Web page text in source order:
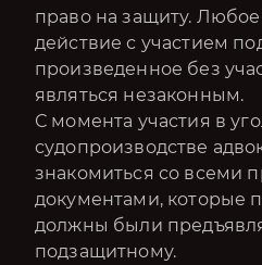
право на защиту.
действие с участием
произведенное без
являться незаконным.
С момента участия в
судопроизводстве
знакомиться со всеми
документами, которые
должны были
подзащитному.